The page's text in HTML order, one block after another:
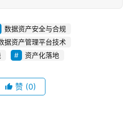
数据资产安全与合规
据资产管理平台技术
资产化落地
赞 (0)